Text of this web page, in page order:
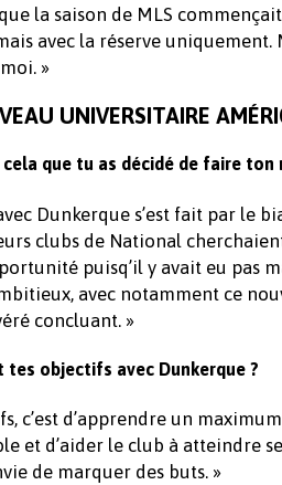
la saison de MLS
avec la réserve uniquement.
»
UNIVERSITAIRE
cela que tu as décidé de faire
Dunkerque s’est fait par le
clubs de National
puisq’il y avait eu pas
avec notamment ce
concluant. »
tes objectifs avec Dunkerque ?
c’est d’apprendre un
et d’aider le club à atteindre
de marquer des buts. »